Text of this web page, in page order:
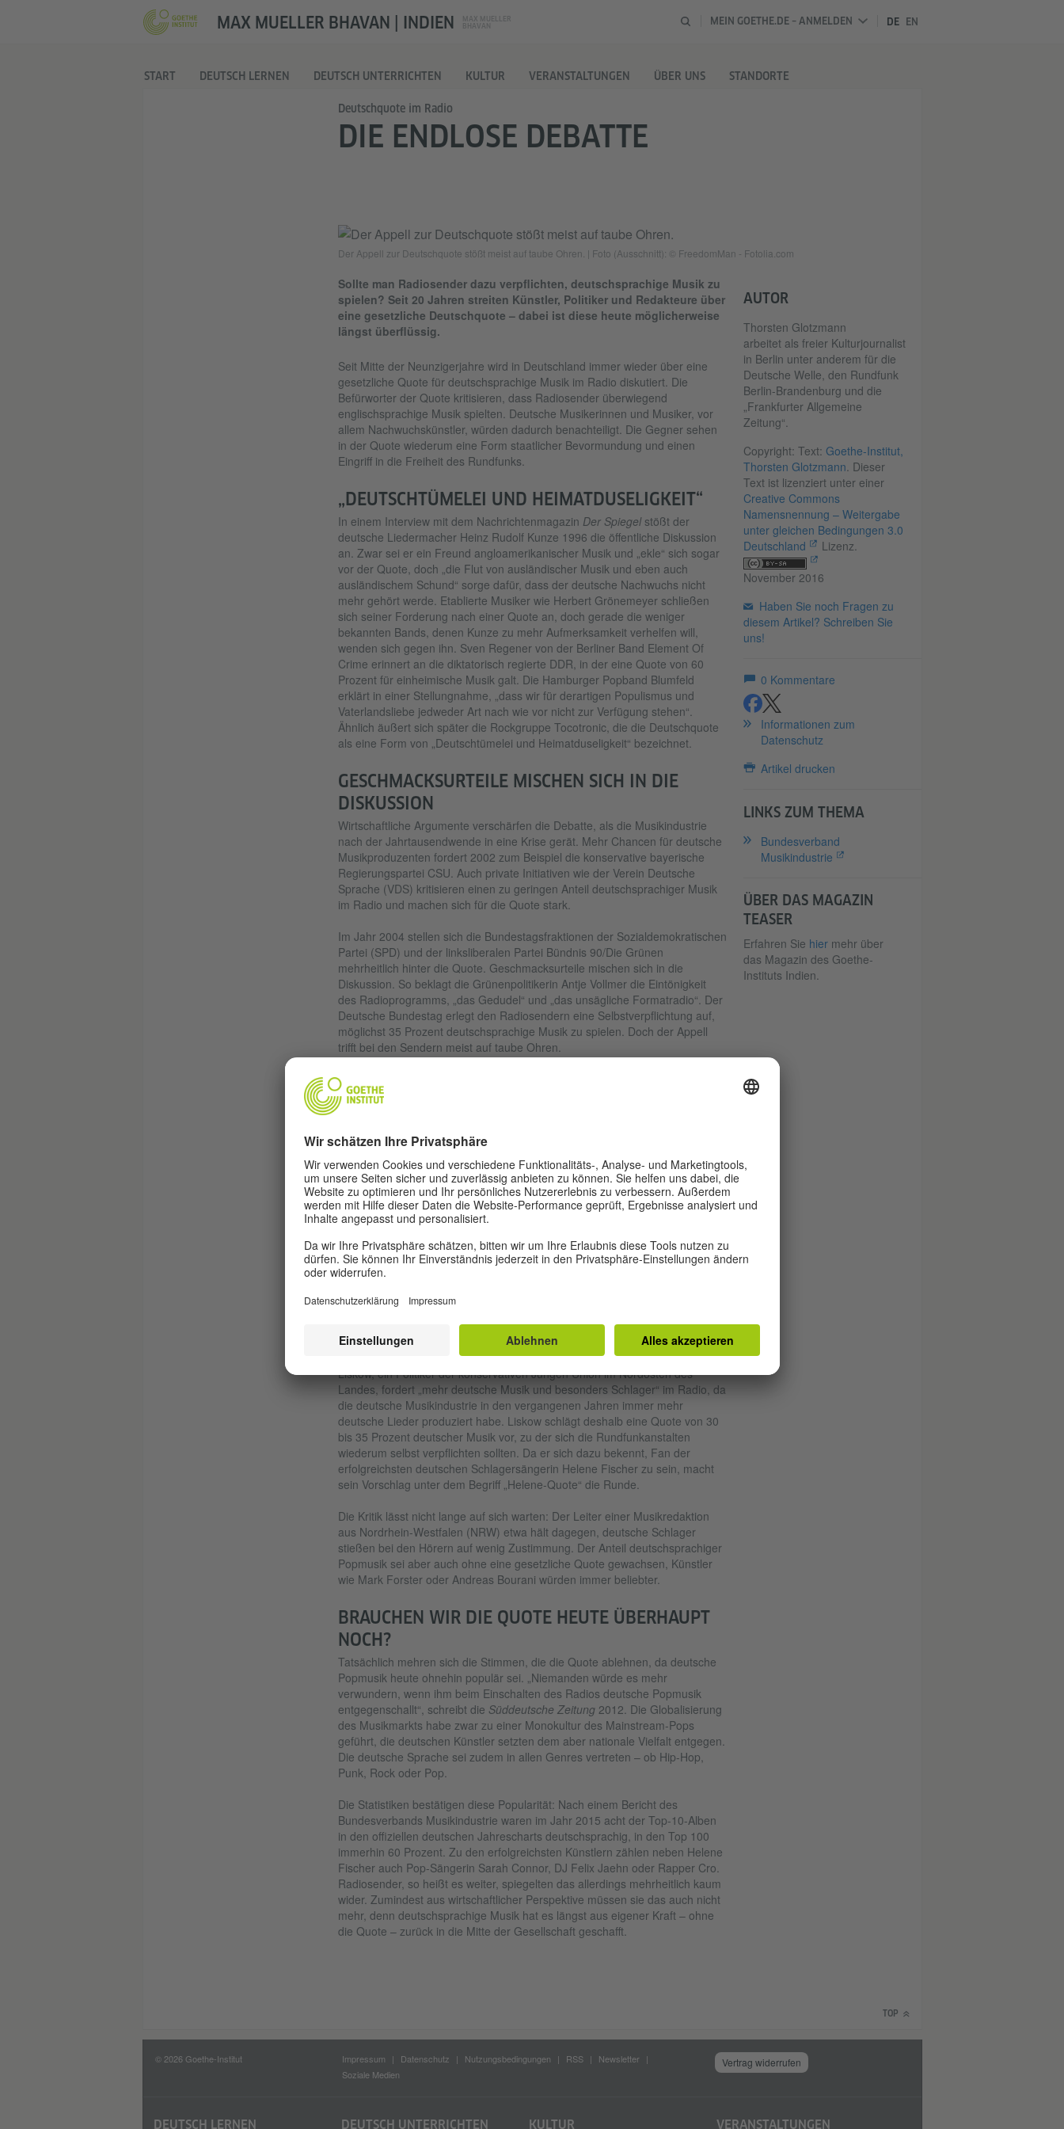
MAX MUELLER BHAVAN | INDIEN
MAX MUELLER
BHAVAN
MEIN GOETHE.DE – ANMELDEN DE EN
START DEUTSCH LERNEN DEUTSCH UNTERRICHTEN KULTUR VERANSTALTUNGEN ÜBER UNS STANDORTE
Deutschquote im Radio
DIE ENDLOSE DEBATTE
Der Appell zur Deutschquote stößt meist auf taube Ohren. | Foto (Ausschnitt): © FreedomMan - Fotolia.com
Sollte man Radiosender dazu verpflichten, deutschsprachige Musik zu
spielen? Seit 20 Jahren streiten Künstler, Politiker und Redakteure über
eine gesetzliche Deutschquote – dabei ist diese heute möglicherweise
längst überflüssig.
Seit Mitte der Neunzigerjahre wird in Deutschland immer wieder über eine
gesetzliche Quote für deutschsprachige Musik im Radio diskutiert. Die
Befürworter der Quote kritisieren, dass Radiosender überwiegend
englischsprachige Musik spielten. Deutsche Musikerinnen und Musiker, vor
allem Nachwuchskünstler, würden dadurch benachteiligt. Die Gegner sehen
in der Quote wiederum eine Form staatlicher Bevormundung und einen
Eingriff in die Freiheit des Rundfunks.
„DEUTSCHTÜMELEI UND HEIMATDUSELIGKEIT“
In einem Interview mit dem Nachrichtenmagazin Der Spiegel stößt der
deutsche Liedermacher Heinz Rudolf Kunze 1996 die öffentliche Diskussion
an. Zwar sei er ein Freund angloamerikanischer Musik und „ekle“ sich sogar
vor der Quote, doch „die Flut von ausländischer Musik und eben auch
ausländischem Schund“ sorge dafür, dass der deutsche Nachwuchs nicht
mehr gehört werde. Etablierte Musiker wie Herbert Grönemeyer schließen
sich seiner Forderung nach einer Quote an, doch gerade die weniger
bekannten Bands, denen Kunze zu mehr Aufmerksamkeit verhelfen will,
wenden sich gegen ihn. Sven Regener von der Berliner Band Element Of
Crime erinnert an die diktatorisch regierte DDR, in der eine Quote von 60
Prozent für einheimische Musik galt. Die Hamburger Popband Blumfeld
erklärt in einer Stellungnahme, „dass wir für derartigen Populismus und
Vaterlandsliebe jedweder Art nach wie vor nicht zur Verfügung stehen“.
Ähnlich äußert sich später die Rockgruppe Tocotronic, die die Deutschquote
als eine Form von „Deutschtümelei und Heimatduseligkeit“ bezeichnet.
GESCHMACKSURTEILE MISCHEN SICH IN DIE
DISKUSSION
Wirtschaftliche Argumente verschärfen die Debatte, als die Musikindustrie
nach der Jahrtausendwende in eine Krise gerät. Mehr Chancen für deutsche
Musikproduzenten fordert 2002 zum Beispiel die konservative bayerische
Regierungspartei CSU. Auch private Initiativen wie der Verein Deutsche
Sprache (VDS) kritisieren einen zu geringen Anteil deutschsprachiger Musik
im Radio und machen sich für die Quote stark.
Im Jahr 2004 stellen sich die Bundestagsfraktionen der Sozialdemokratischen
Partei (SPD) und der linksliberalen Partei Bündnis 90/Die Grünen
mehrheitlich hinter die Quote. Geschmacksurteile mischen sich in die
Diskussion. So beklagt die Grünenpolitikerin Antje Vollmer die Eintönigkeit
des Radioprogramms, „das Gedudel“ und „das unsägliche Formatradio“. Der
Deutsche Bundestag erlegt den Radiosendern eine Selbstverpflichtung auf,
möglichst 35 Prozent deutschsprachige Musik zu spielen. Doch der Appell
trifft bei den Sendern meist auf taube Ohren.
DIE QUOTE FRANZÖSISCHER ART – EIN VORBILD?
Die Befürworter der Quote verweisen oft auf Frankreich: Dort müssen
Produktionen, und insgesamt 40 Prozent französischen Produktionen
handeln muss. Das Gesetz geht auf den damaligen Kulturminister Jacques
Toubon zurück, der die französische Sprache vor Anglizismen schützen will
und die Einführung der Quote auch damit begründet, dass die Produktion
französischer Musik in den Vorjahren gesunken sei. Bis heute ist die Quote in
gesetzliche Regelung, andere meinen, man verdanke dem Gesetz den Erfolg
einheimischer Künstler. „Ohne die Quote hätten wir nicht seit mehr als 20
Jahren eine solche Vielfalt“, teilt die französische Gesellschaft Sacem mit, die
die Rechte von mehr als 100.000 Musikern vertritt.
STREIT UM DIE „HELENE-QUOTE“
In Deutschland setzt sich die Debatte im Februar 2015 fort: Franz-Robert
Liskow, ein Politiker der konservativen Jungen Union im Nordosten des
Landes, fordert „mehr deutsche Musik und besonders Schlager“ im Radio, da
die deutsche Musikindustrie in den vergangenen Jahren immer mehr
deutsche Lieder produziert habe. Liskow schlägt deshalb eine Quote von 30
bis 35 Prozent deutscher Musik vor, zu der sich die Rundfunkanstalten
wiederum selbst verpflichten sollten. Da er sich dazu bekennt, Fan der
erfolgreichsten deutschen Schlagersängerin Helene Fischer zu sein, macht
sein Vorschlag unter dem Begriff „Helene-Quote“ die Runde.
Die Kritik lässt nicht lange auf sich warten: Der Leiter einer Musikredaktion
aus Nordrhein-Westfalen (NRW) etwa hält dagegen, deutsche Schlager
stießen bei den Hörern auf wenig Zustimmung. Der Anteil deutschsprachiger
Popmusik sei aber auch ohne eine gesetzliche Quote gewachsen, Künstler
wie Mark Forster oder Andreas Bourani würden immer beliebter.
BRAUCHEN WIR DIE QUOTE HEUTE ÜBERHAUPT
NOCH?
Tatsächlich mehren sich die Stimmen, die die Quote ablehnen, da deutsche
Popmusik heute ohnehin populär sei. „Niemanden würde es mehr
verwundern, wenn ihm beim Einschalten des Radios deutsche Popmusik
entgegenschallt“, schreibt die Süddeutsche Zeitung2012. Die Globalisierung
des Musikmarkts habe zwar zu einer Monokultur des Mainstream-Pops
geführt, die deutschen Künstler setzten dem aber nationale Vielfalt entgegen.
Die deutsche Sprache sei zudem in allen Genres vertreten – ob Hip-Hop,
Punk, Rock oder Pop.
Die Statistiken bestätigen diese Popularität: Nach einem Bericht des
Bundesverbands Musikindustrie waren im Jahr 2015 acht der Top-10-Alben
in den offiziellen deutschen Jahrescharts deutschsprachig, in den Top 100
immerhin 60 Prozent. Zu den erfolgreichsten Künstlern zählen neben Helene
Fischer auch Pop-Sängerin Sarah Connor, DJ Felix Jaehn oder Rapper Cro.
Radiosender, so heißt es weiter, spiegelten das allerdings mehrheitlich kaum
wider. Zumindest aus wirtschaftlicher Perspektive müssen sie das auch nicht
mehr, denn deutschsprachige Musik hat es längst aus eigener Kraft – ohne
die Quote – zurück in die Mitte der Gesellschaft geschafft.
AUTOR
Thorsten Glotzmann
arbeitet als freier Kulturjournalist
in Berlin unter anderem für die
Deutsche Welle, den Rundfunk
Berlin-Brandenburg und die
„Frankfurter Allgemeine
Zeitung“.
Copyright: Text: Goethe-Institut,
Thorsten Glotzmann. Dieser
Text ist lizenziert unter einer
Creative Commons
Namensnennung – Weitergabe
unter gleichen Bedingungen 3.0
Deutschland
Lizenz.
November 2016
Haben Sie noch Fragen zu
diesem Artikel? Schreiben Sie
uns!
0 Kommentare
teilenteilen
Informationen zum
Datenschutz
Artikel drucken
LINKS ZUM THEMA
Bundesverband
Musikindustrie
ÜBER DAS MAGAZIN
TEASER
Erfahren Sie hiermehr über
das Magazin des Goethe-
Instituts Indien.
TOP
© 2026 Goethe-Institut Impressum Datenschutz Nutzungsbedingungen RSS
Newsletter
Soziale Medien
Vertrag widerrufen
DEUTSCH LERNEN DEUTSCH UNTERRICHTEN KULTUR VERANSTALTUNGEN